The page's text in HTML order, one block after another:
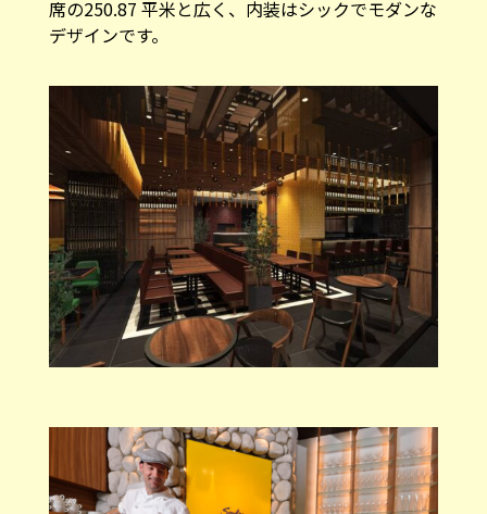
席の250.87 平米と広く、内装はシックでモダンな
デザインです。